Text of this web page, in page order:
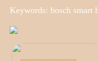
Keywords: bosch smart